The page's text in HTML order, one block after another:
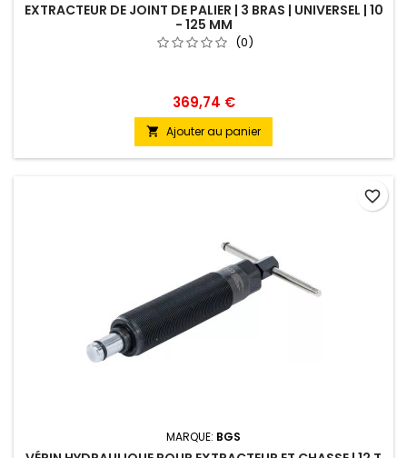
EXTRACTEUR DE JOINT DE PALIER | 3 BRAS | UNIVERSEL | 10
- 125 MM
(0)
369,74 €
 Ajouter au panier
MARQUE: BGS
favorite_border